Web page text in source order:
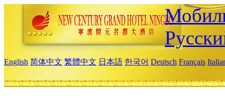
English 简体中文 繁體中文 日本語 한국어 Deutsch Français